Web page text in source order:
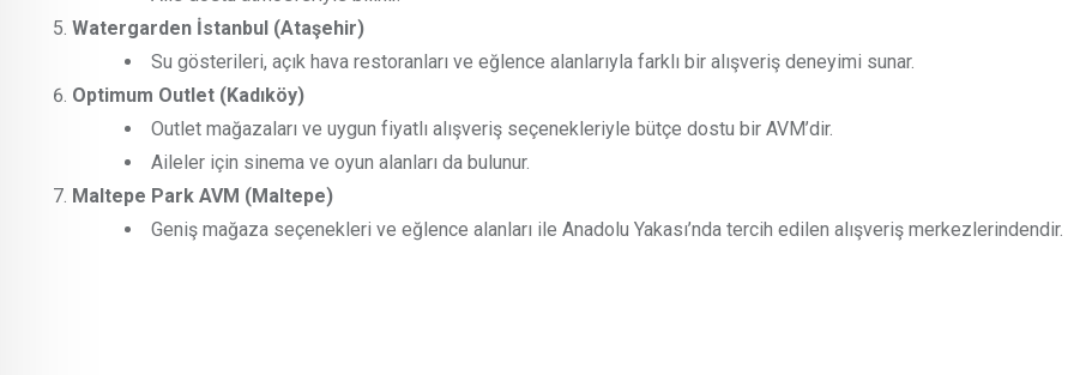
Watergarden İstanbul (Ataşehir)
Su gösterileri, açık hava restoranları ve eğlence alanlarıyla farklı bir alışveriş deneyimi sunar.
Optimum Outlet (Kadıköy)
Outlet mağazaları ve uygun fiyatlı alışveriş seçenekleriyle bütçe dostu bir AVM’dir.
Aileler için sinema ve oyun alanları da bulunur.
Maltepe Park AVM (Maltepe)
Geniş mağaza seçenekleri ve eğlence alanları ile Anadolu Yakası’nda tercih edilen alışveriş merkezlerindendir.